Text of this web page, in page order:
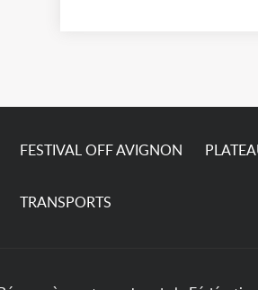
FESTIVAL OFF AVIGNON
TRANSPORTS